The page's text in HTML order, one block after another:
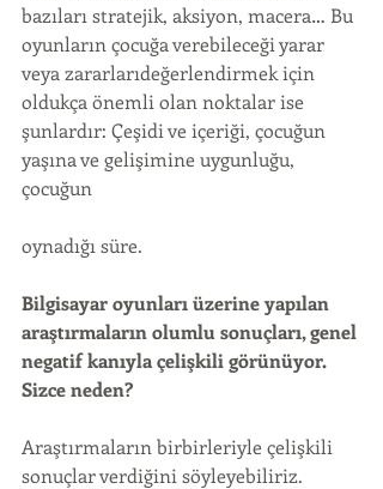
bazıları stratejik, aksiyon, macera… Bu
oyunların çocuğa verebileceği yarar
veya zararlarıdeğerlendirmek için
oldukça önemli olan noktalar ise
şunlardır: Çeşidi ve içeriği, çocuğun
yaşına ve gelişimine uygunluğu,
çocuğun
oynadığı süre.
Bilgisayar oyunları üzerine yapılan
araştırmaların olumlu sonuçları, genel
negatif kanıyla çelişkili görünüyor.
Sizce neden?
Araştırmaların birbirleriyle çelişkili
sonuçlar verdiğini söyleyebiliriz.